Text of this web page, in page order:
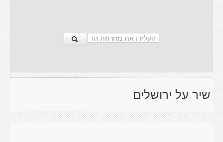
שיר על ירושלים